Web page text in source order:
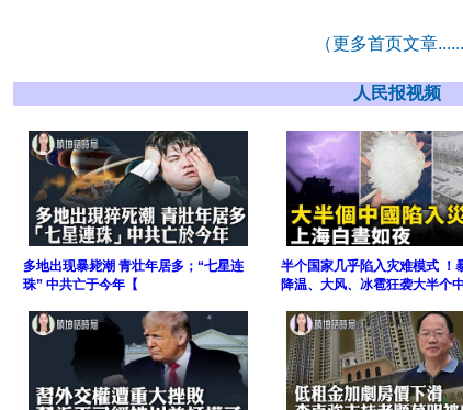
（更多首页文章......
人民报视频
多地出现暴毙潮 青壮年居多；“七星连
珠” 中共亡于今年【
半个国家几乎陷入灾难模式 ！
降温、大风、冰雹狂袭大半个